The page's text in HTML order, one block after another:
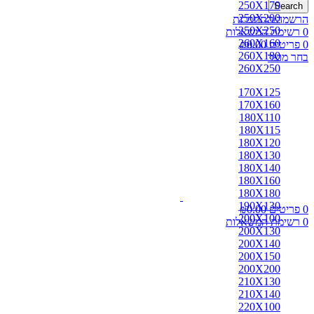
Search
הרשמה/התחברות
0 רשימת המשאלות
0 פריטים ₪0.00
בחר מוצר
0 פריטים ₪0.00
0 רשימת המשאלות
250X170
250X200
250X250
260X160
260X180
260X250
170X125
170X160
180X110
180X115
180X120
180X130
180X140
180X160
180X180
190X130
200X100
200X130
200X140
200X150
200X200
210X130
210X140
220X100